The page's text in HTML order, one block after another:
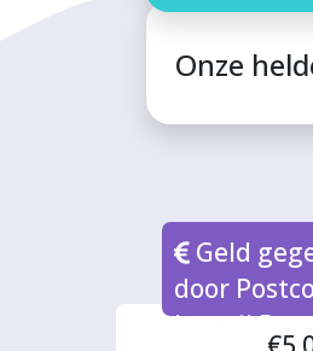
Onze
Geld
door
Loterij